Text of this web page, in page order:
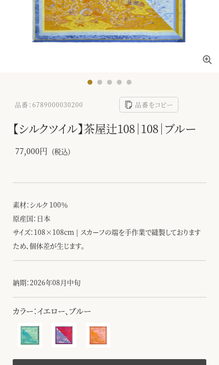
品番：6789000030200 品番をコピー
【シルクツイル】茶屋辻108｜108｜ブルー
77,000円 (税込)
素材：シルク 100％
原産国：日本
サイズ：108×108cm | スカーフの端を手作業で縫製しております
ため、個体差が生じます。
納期：2026年08月中旬
カラー：イエロー、ブルー